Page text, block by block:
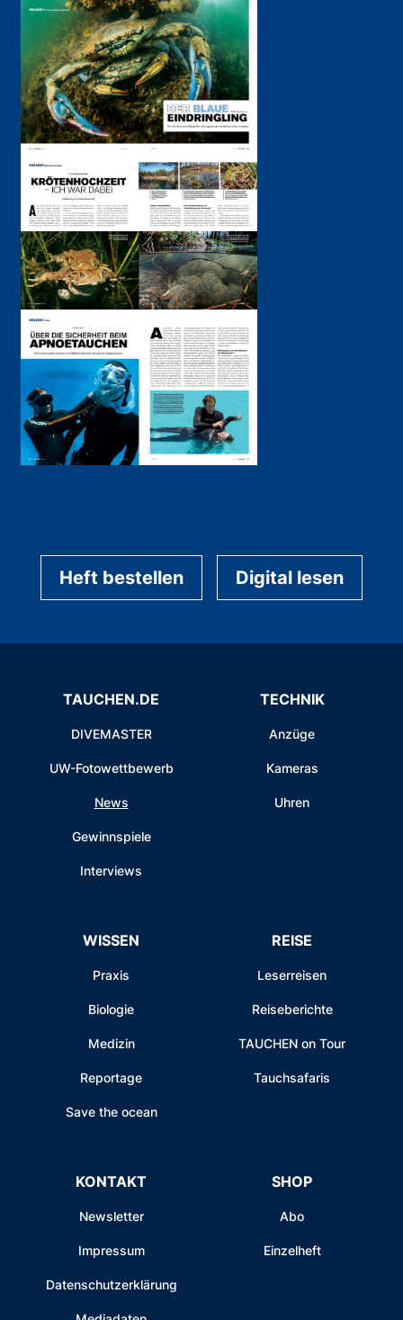
Heft bestellen Digital lesen
TAUCHEN.DE
DIVEMASTER
UW-Fotowettbewerb
News
Gewinnspiele
Interviews
TECHNIK
Anzüge
Kameras
Uhren
WISSEN
Praxis
Biologie
Medizin
Reportage
Save the ocean
REISE
Leserreisen
Reiseberichte
TAUCHEN on Tour
Tauchsafaris
KONTAKT
Newsletter
Impressum
Datenschutzerklärung
SHOP
Abo
Einzelheft